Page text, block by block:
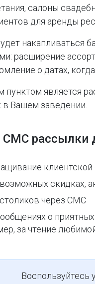
салоны
для аренды
накапливаться
расширение
о датах,
является
в Вашем заведении.
рассылки
скидках,
через СМС
о
за чтение
Воспользуйтесь